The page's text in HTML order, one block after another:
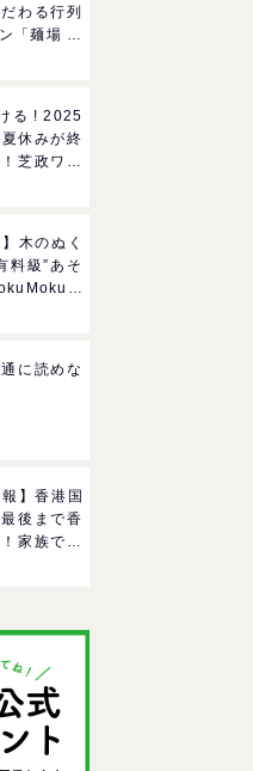
わる行列
「麺場 田
る ! 2025
休みが終
芝政ワー
木のぬく
料級”あそ
ひ
に読めな
】香港国
後まで香
家族で楽